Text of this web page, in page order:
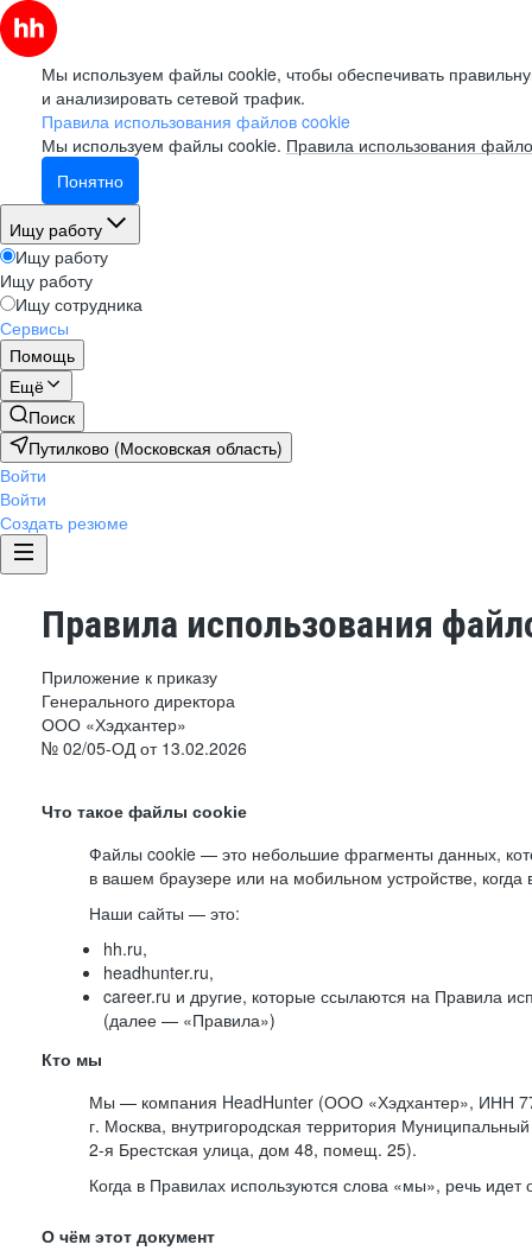
Мы используем файлы cookie, чтобы обеспечивать
и анализировать сетевой трафик.
Правила использования файлов cookie
Мы используем файлы cookie. Правила использования
Понятно
Ищу работу
Ищу работу
Ищу работу
Ищу сотрудника
Сервисы
Помощь
Ещё
Поиск
Путилково (Московская область)
Войти
Войти
Создать резюме
Правила использования
Приложение к приказу
Генерального директора
ООО «Хэдхантер»
№ 02/05-ОД от 13.02.2026
Что такое файлы cookie
Файлы cookie — это небольшие фрагменты данных,
в вашем браузере или на мобильном устройстве,
Наши сайты — это:
hh.ru,
headhunter.ru,
career.ru и другие, которые ссылаются на Правила
(далее — «Правила»)
Кто мы
Мы — компания HeadHunter (ООО «Хэдхантер», ИНН
г. Москва, внутригородская территория Муниципальный
2-я Брестская улица, дом 48, помещ. 25).
Когда в Правилах используются слова «мы», речь
О чём этот документ